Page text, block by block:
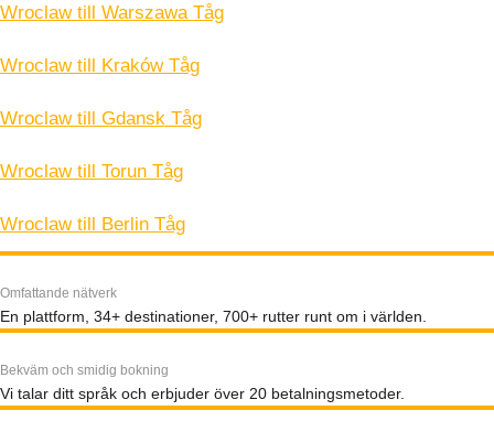
Wroclaw till Warszawa Tåg
Wroclaw till Kraków Tåg
Wroclaw till Gdansk Tåg
Wroclaw till Torun Tåg
Wroclaw till Berlin Tåg
Omfattande nätverk
En plattform, 34+ destinationer, 700+ rutter runt om i världen.
Bekväm och smidig bokning
Vi talar ditt språk och erbjuder över 20 betalningsmetoder.